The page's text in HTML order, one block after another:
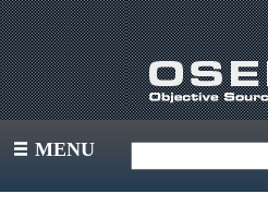
III MENU